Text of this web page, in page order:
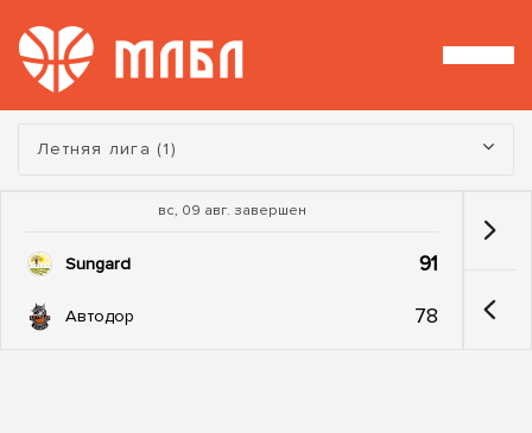
Турнир:
Летняя лига (1)
вс, 09 авг. завершен
Sungard 91
Автодор 78